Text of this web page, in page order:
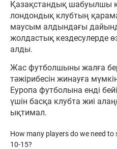
Қазақстандық шабуылшы
лондондық клубтың
маусым алдындағы
жолдастық кездесулерде
алды.
Жас футболшыны жалға
тәжірибесін жинауға
Еуропа футболына енді
үшін басқа клубта жиі
ықтимал.
How many players do we need
10-15?